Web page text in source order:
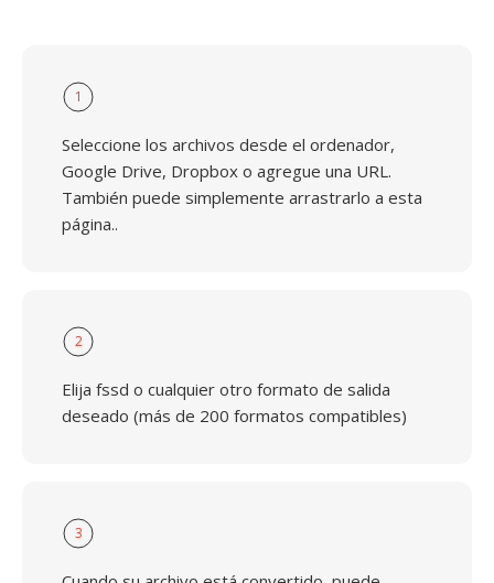
1
Seleccione los archivos desde el ordenador,
Google Drive, Dropbox o agregue una URL.
También puede simplemente arrastrarlo a esta
página..
2
Elija fssd o cualquier otro formato de salida
deseado (más de 200 formatos compatibles)
3